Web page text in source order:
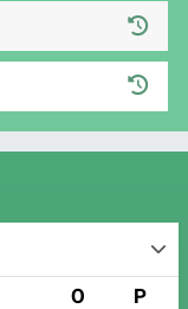
O P